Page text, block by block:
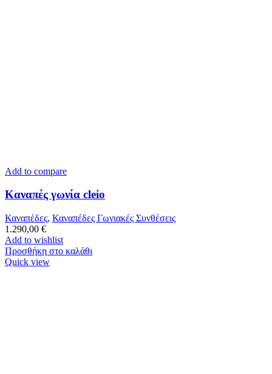
Add to compare
Καναπές γωνία cleio
Καναπέδες, Καναπέδες Γωνιακές Συνθέσεις
1.290,00 €
Add to wishlist
Προσθήκη στο καλάθι
Quick view